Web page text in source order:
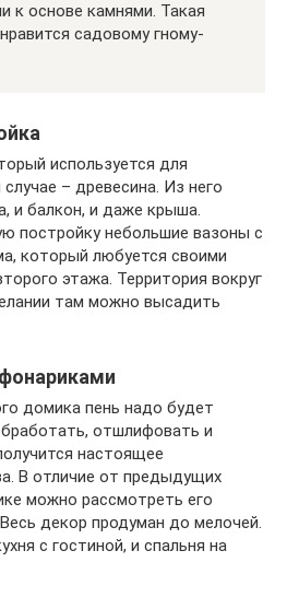
к основе камнями. Такая
садовому гному-
используется для
– древесина. Из него
и балкон, и даже крыша.
постройку небольшие вазоны с
который любуется своими
этажа. Территория вокруг
там можно высадить
домика пень надо будет
отшлифовать и
настоящее
В отличие от предыдущих
можно рассмотреть его
декор продуман до мелочей.
с гостиной, и спальня на